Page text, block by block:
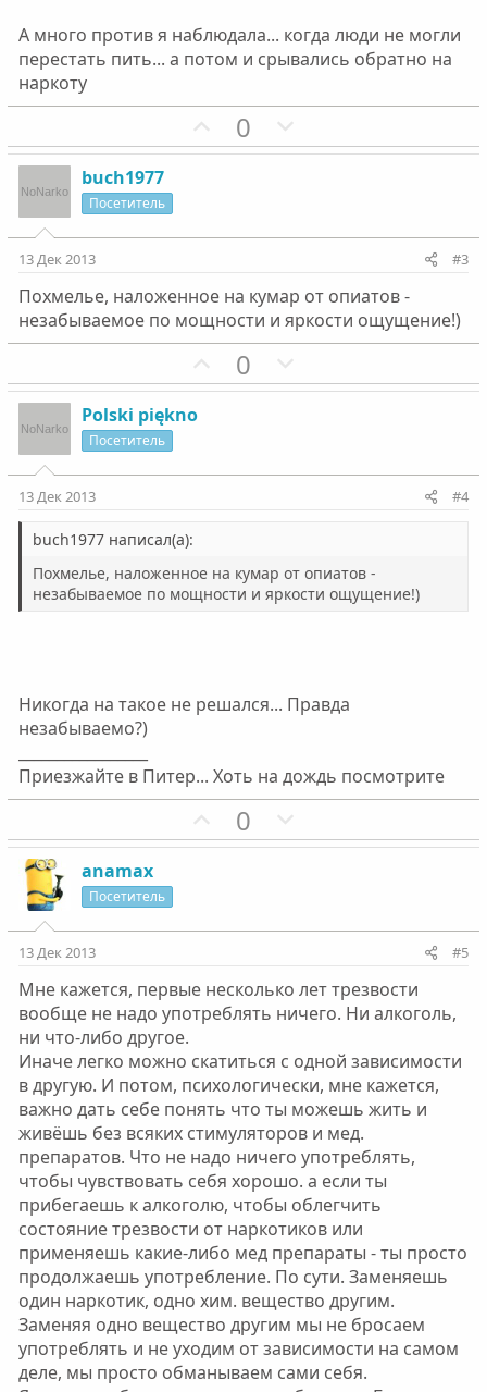
А много против я наблюдала... когда люди не могли
перестать пить... а потом и срывались обратно на
наркоту
П
о
т
н
ы
г
0
е
т
н
ы
г
buch1977
Посетитель
13 Дек 2013 #3
Похмелье, наложенное на кумар от опиатов -
незабываемое по мощности и яркости ощущение!)
П
о
т
ы
й
о
0
е
т
ы
й
о
с
Polski piękno
Посетитель
13 Дек 2013 #4
buch1977 написал(а):
Похмелье, наложенное на кумар от опиатов -
незабываемое по мощности и яркости ощущение!)
Никогда на такое не решался... Правда
незабываемо?)
Приезжайте в Питер... Хоть на дождь посмотрите
П
о
т
н
ы
й
г
о
л
о
с
0
е
т
н
ы
й
г
о
л
о
с
anamax
Посетитель
13 Дек 2013 #5
Мне кажется, первые несколько лет трезвости
вообще не надо употреблять ничего. Ни алкоголь,
ни что-либо другое.
Иначе легко можно скатиться с одной зависимости
в другую. И потом, психологически, мне кажется,
важно дать себе понять что ты можешь жить и
живёшь без всяких стимуляторов и мед.
препаратов. Что не надо ничего употреблять,
чтобы чувствовать себя хорошо. а если ты
прибегаешь к алкоголю, чтобы облегчить
состояние трезвости от наркотиков или
применяешь какие-либо мед препараты - ты просто
продолжаешь употребление. По сути. Заменяешь
один наркотик, одно хим. вещество другим.
Заменяя одно вещество другим мы не бросаем
употреблять и не уходим от зависимости на самом
деле, мы просто обманываем сами себя.